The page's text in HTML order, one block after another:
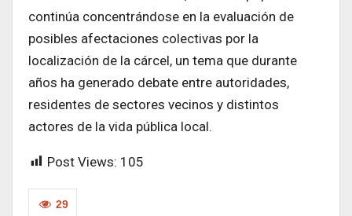
continúa concentrándose en la evaluación de
posibles afectaciones colectivas por la
localización de la cárcel, un tema que durante
años ha generado debate entre autoridades,
residentes de sectores vecinos y distintos
actores de la vida pública local.
Post Views: 105
29